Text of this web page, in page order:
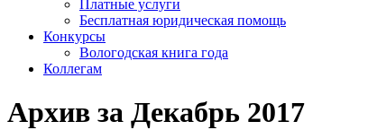
Платные услуги
Бесплатная юридическая помощь
Конкурсы
Вологодская книга года
Коллегам
Архив за Декабрь 2017